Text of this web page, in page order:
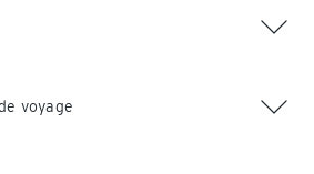
voyage